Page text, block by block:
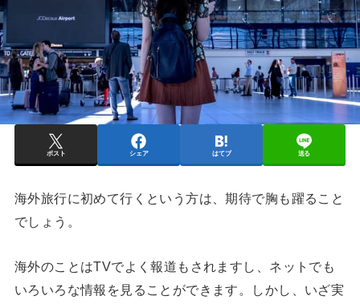
ポスト シェア はてブ 送る
海外旅行に初めて行くという方は、期待で胸も躍ること
でしょう。
海外のことはTVでよく報道もされますし、ネットでも
いろいろな情報を見ることができます。しかし、いざ実